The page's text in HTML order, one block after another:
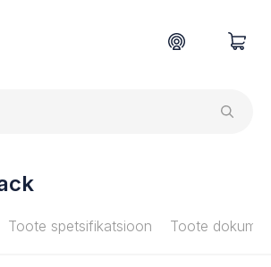
Toote spetsifikatsioon Toote